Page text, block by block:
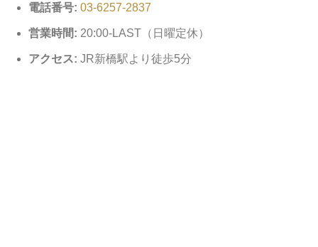
電話番号: 03-6257-2837
営業時間: 20:00-LAST（日曜定休）
アクセス: JR新橋駅より徒歩5分